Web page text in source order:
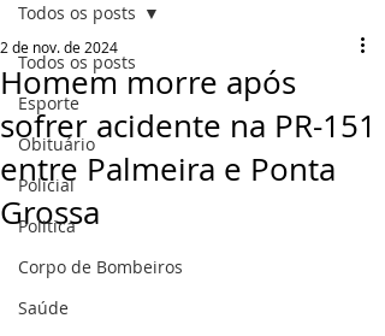
Todos os posts
Esporte
Obituário
Policial
Politica
Corpo de Bombeiros
Saúde
Todos os posts
Homem morre após
sofrer acidente na PR-151
entre Palmeira e Ponta
Grossa
2 de nov. de 2024